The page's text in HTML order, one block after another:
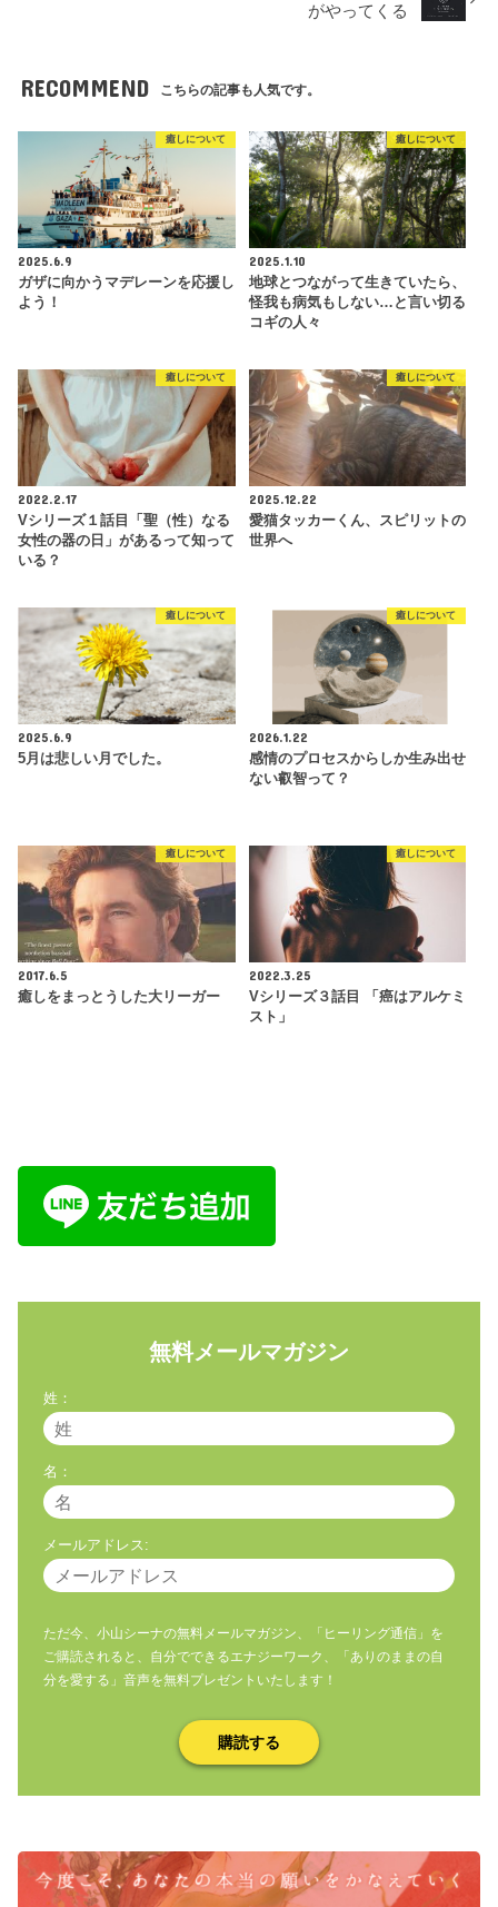
がやってくる
RECOMMEND こちらの記事も人気です。
癒しについて
2025.6.9
ガザに向かうマデレーンを応援し
よう！
癒しについて
2025.1.10
地球とつながって生きていたら、
怪我も病気もしない…と言い切る
コギの人々
癒しについて
2022.2.17
Vシリーズ１話目「聖（性）なる
女性の器の日」があるって知って
いる？
癒しについて
2025.12.22
愛猫タッカーくん、スピリットの
世界へ
癒しについて
2025.6.9
5月は悲しい月でした。
癒しについて
2026.1.22
感情のプロセスからしか生み出せ
ない叡智って？
癒しについて
2017.6.5
癒しをまっとうした大リーガー
癒しについて
2022.3.25
Vシリーズ３話目 「癌はアルケミ
スト」
無料メールマガジン
姓：
名：
メールアドレス:
ただ今、小山シーナの無料メールマガジン、「ヒーリング通信」を
ご購読されると、自分でできるエナジーワーク、「ありのままの自
分を愛する」音声を無料プレゼントいたします！
購読する